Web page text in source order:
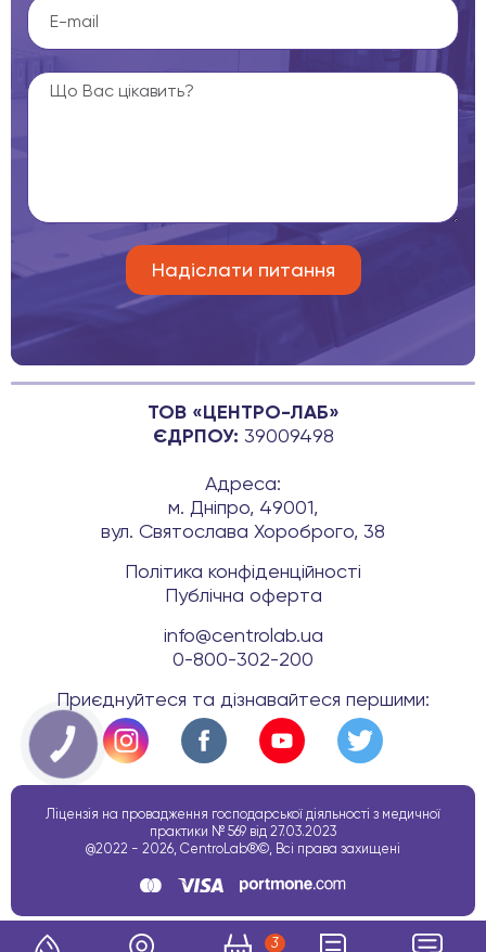
ТОВ «ЦЕНТРО-ЛАБ»
ЄДРПОУ: 39009498
Адреса:
м. Дніпро, 49001,
вул. Святослава Хороброго, 38
Політика конфіденційності
Публічна оферта
info@centrolab.ua
0-800-302-200
Приєднуйтеся та дізнавайтеся першими:
Ліцензія на провадження господарської діяльності з медичної
практики № 569 від 27.03.2023
@2022 - 2026, CentroLab®©, Всі права захищені
3
КНОПКА
ЗВ'ЯЗКУ